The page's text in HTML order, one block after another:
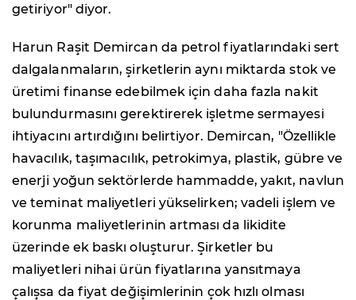
getiriyor" diyor.
Harun Raşit Demircan da petrol fiyatlarındaki sert
dalgalanmaların, şirketlerin aynı miktarda stok ve
üretimi finanse edebilmek için daha fazla nakit
bulundurmasını gerektirerek işletme sermayesi
ihtiyacını artırdığını belirtiyor. Demircan, "Özellikle
havacılık, taşımacılık, petrokimya, plastik, gübre ve
enerji yoğun sektörlerde hammadde, yakıt, navlun
ve teminat maliyetleri yükselirken; vadeli işlem ve
korunma maliyetlerinin artması da likidite
üzerinde ek baskı oluşturur. Şirketler bu
maliyetleri nihai ürün fiyatlarına yansıtmaya
çalışsa da fiyat değişimlerinin çok hızlı olması